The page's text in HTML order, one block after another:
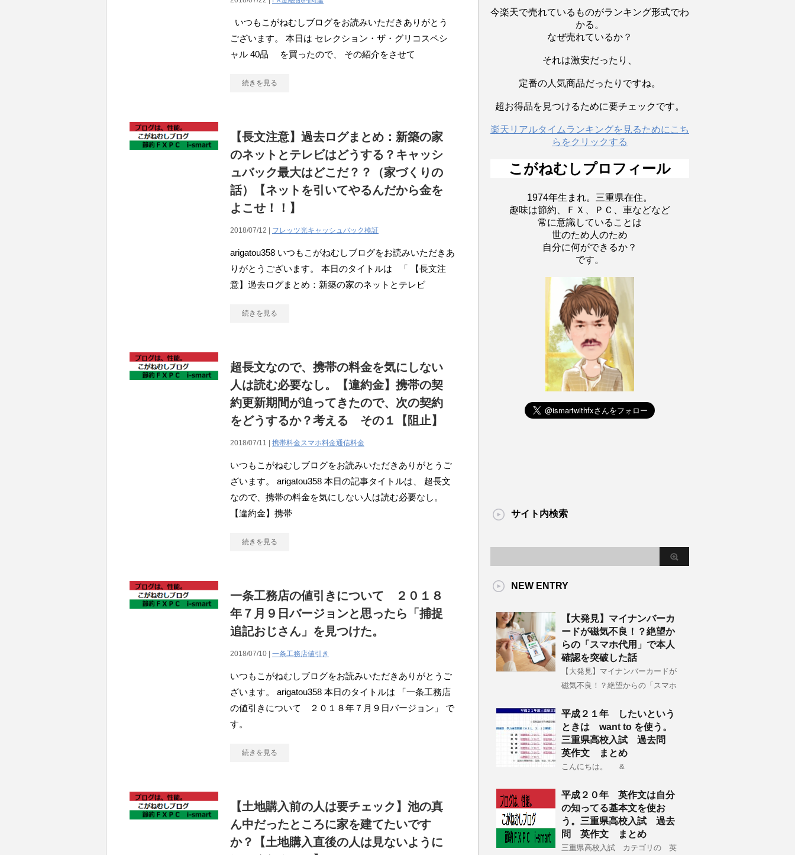
いつもこがねむしブログをお読みいただきありがとう
ございます。 本日は セレクション・ザ・グリコスペシ
ャル 40品 を買ったので、 その紹介をさせて
続きを見る
【長文注意】過去ログまとめ：新築の家
のネットとテレビはどうする？キャッシ
ュバック最大はどこだ？？（家づくりの
話）【ネットを引いてやるんだから金を
よこせ！！】
2018/07/12 | フレッツ光キャッシュバック検証
arigatou358 いつもこがねむしブログをお読みいただきあ
りがとうございます。 本日のタイトルは 「 【長文注
意】過去ログまとめ：新築の家のネットとテレビ
続きを見る
超長文なので、携帯の料金を気にしない
人は読む必要なし。【違約金】携帯の契
約更新期間が迫ってきたので、次の契約
をどうするか？考える その１【阻止】
2018/07/11 | 携帯料金スマホ料金通信料金
いつもこがねむしブログをお読みいただきありがとうご
ざいます。 arigatou358 本日の記事タイトルは、 超長文
なので、携帯の料金を気にしない人は読む必要なし。
【違約金】携帯
続きを見る
一条工務店の値引きについて ２０１８
年７月９日バージョンと思ったら「捕捉
追記おじさん」を見つけた。
2018/07/10 | 一条工務店値引き
いつもこがねむしブログをお読みいただきありがとうご
ざいます。 arigatou358 本日のタイトルは 「一条工務店
の値引きについて ２０１８年７月９日バージョン」 で
す。
続きを見る
【土地購入前の人は要チェック】池の真
ん中だったところに家を建てたいです
か？【土地購入直後の人は見ないように
今楽天で売れているものがランキング形式でわ
かる。
なぜ売れているか？
それは激安だったり、
定番の人気商品だったりですね。
超お得品を見つけるために要チェックです。
楽天リアルタイムランキングを見るためにこち
らをクリックする
こがねむしプロフィール
1974年生まれ。三重県在住。
趣味は節約、ＦＸ、ＰＣ、車などなど
常に意識していることは
世のため人のため
自分に何ができるか？
です。
サイト内検索
NEW ENTRY
【大発見】マイナンバーカ
ードが磁気不良！？絶望か
らの「スマホ代用」で本人
確認を突破した話
【大発見】マイナンバーカードが
磁気不良！？絶望からの「スマホ
平成２１年 したいという
ときは want to を使う。
三重県高校入試 過去問
英作文 まとめ
こんにちは。 &
平成２０年 英作文は自分
の知ってる基本文を使お
う。三重県高校入試 過去
問 英作文 まとめ
三重県高校入試 カテゴリの 英